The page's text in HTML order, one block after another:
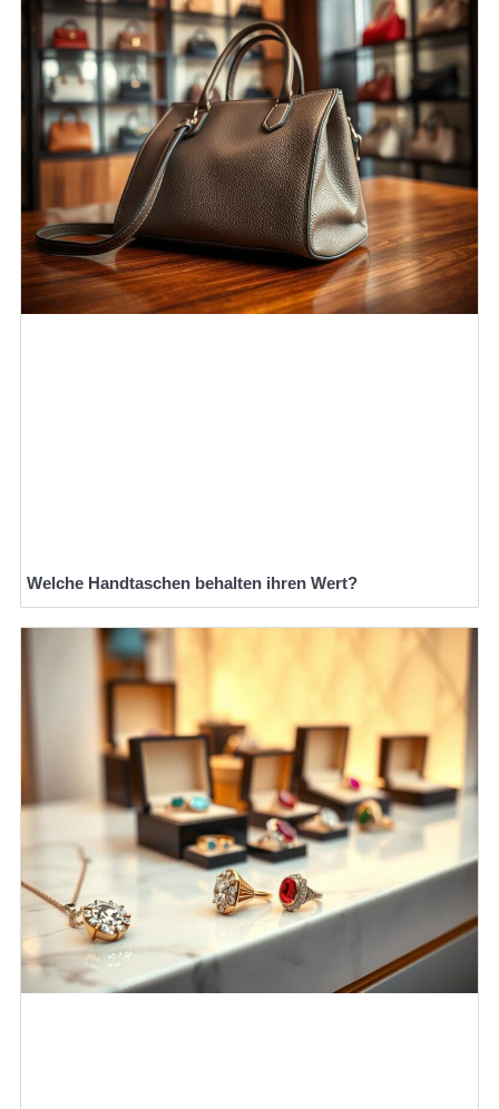
Welche Handtaschen behalten ihren Wert?